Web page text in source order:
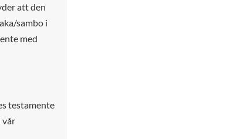
att den
sambo i
med
testamente
vår